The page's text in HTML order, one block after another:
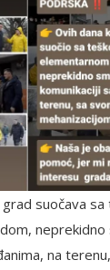
grad suočava
neprekidno
na